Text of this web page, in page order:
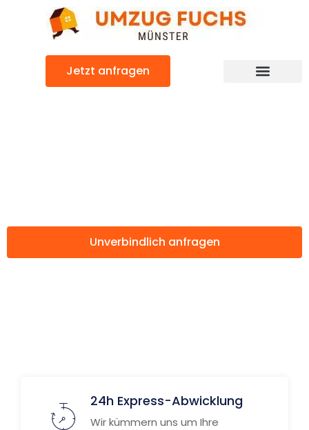
Jetzt anfragen
Unverbindlich anfragen
24h Express-Abwicklung
Wir kümmern uns um Ihre